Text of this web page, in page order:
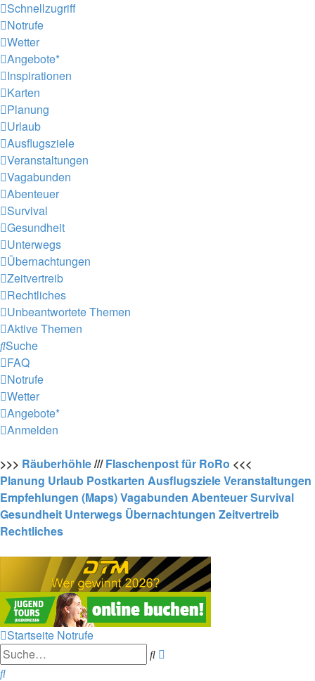
Schnellzugriff
Notrufe
Wetter
Angebote*
Inspirationen
Karten
Planung
Urlaub
Ausflugsziele
Veranstaltungen
Vagabunden
Abenteuer
Survival
Gesundheit
Unterwegs
Übernachtungen
Zeitvertreib
Rechtliches
Unbeantwortete Themen
Aktive Themen
Suche
FAQ
Notrufe
Wetter
Angebote*
Anmelden
>>> Räuberhöhle///Flaschenpost für RoRo <<<
Planung Urlaub Postkarten AusflugszieleVeranstaltungen
Empfehlungen (Maps)Vagabunden AbenteuerSurvival
Gesundheit Unterwegs Übernachtungen Zeitvertreib
Rechtliches
Startseite Notrufe
Suche
Suche